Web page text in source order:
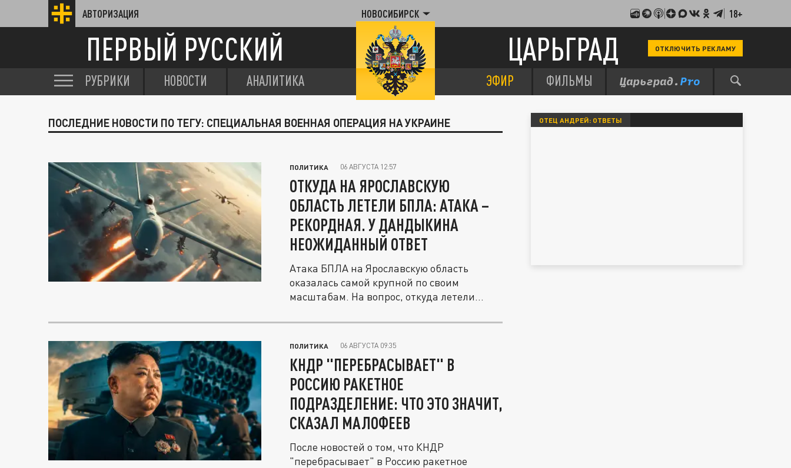
АВТОРИЗАЦИЯ НОВОСИБИРСК 18+
ПЕРВЫЙ РУССКИЙ ЦАРЬГРАД ОТКЛЮЧИТЬ РЕКЛАМУ
РУБРИКИ НОВОСТИ АНАЛИТИКА ЭФИР ФИЛЬМЫ
ПОСЛЕДНИЕ НОВОСТИ ПО ТЕГУ: СПЕЦИАЛЬНАЯ ВОЕННАЯ ОПЕРАЦИЯ НА УКРАИНЕ
ПОЛИТИКА 06 АВГУСТА 12:57
ОТКУДА НА ЯРОСЛАВСКУЮ
ОБЛАСТЬ ЛЕТЕЛИ БПЛА: АТАКА –
РЕКОРДНАЯ. У ДАНДЫКИНА
НЕОЖИДАННЫЙ ОТВЕТ
Атака БПЛА на Ярославскую область
оказалась самой крупной по своим
масштабам. На вопрос, откуда летели
ПОЛИТИКА 06 АВГУСТА 09:35
КНДР "ПЕРЕБРАСЫВАЕТ" В
РОССИЮ РАКЕТНОЕ
ПОДРАЗДЕЛЕНИЕ: ЧТО ЭТО ЗНАЧИТ,
СКАЗАЛ МАЛОФЕЕВ
После новостей о том, что КНДР
"перебрасывает" в Россию ракетное
ОТЕЦ АНДРЕЙ: ОТВЕТЫ